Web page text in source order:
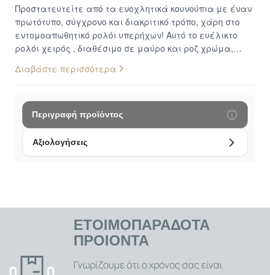
Προστατευτείτε από τα ενοχλητικά κουνούπια με έναν
πρωτότυπο, σύγχρονο και διακριτικό τρόπο, χάρη στο
εντομοαπωθητικό ρολόι υπερήχων! Αυτό το ευέλικτο
ρολόι χειρός , διαθέσιμο σε μαύρο και ροζ χρώμα,
αποτελεσματικά ως απωθητικό κουνουπιών και
ταυτόχρονα ως ένα μοντέρνο ψηφιακό ρολόι.
Χρησιμοποιώντας την τεχνολογία υπερήχων, μια
αποτελεσματική, αθόρυβη και καθαρή μέθοδο, αυτό το
ρολόι απωθεί τα κουνούπια χωρίς να παράγει
ενοχλητικό θόρυβο και χωρίς τη χρήση χημικών ή
τοξικών προϊόντων που θα μπορούσαν να βλάψουν την
Υπερήχους: Η τεχνολογία υπερήχων που χρησιμοποιεί
το ρολόι είναι σχεδιασμένη για να απωθεί τα
κουνούπια, δημιουργώντας ένα περιβάλλον που τα
ενοχλεί και τα κρατά μακριά. Αυτή η μέθοδος είναι
καθαρή, δεν αφήνει οσμές και δεν απαιτεί τη χρήση
Διαβάστε περισσότερα
Περιγραφή προϊόντος
Αξιολογήσεις
ΕΤΟΙΜΟΠΑΡΑΔΟΤΑ
ΠΡΟΙΟΝΤΑ
Γνωρίζουμε ότι ο χρόνος σας είναι